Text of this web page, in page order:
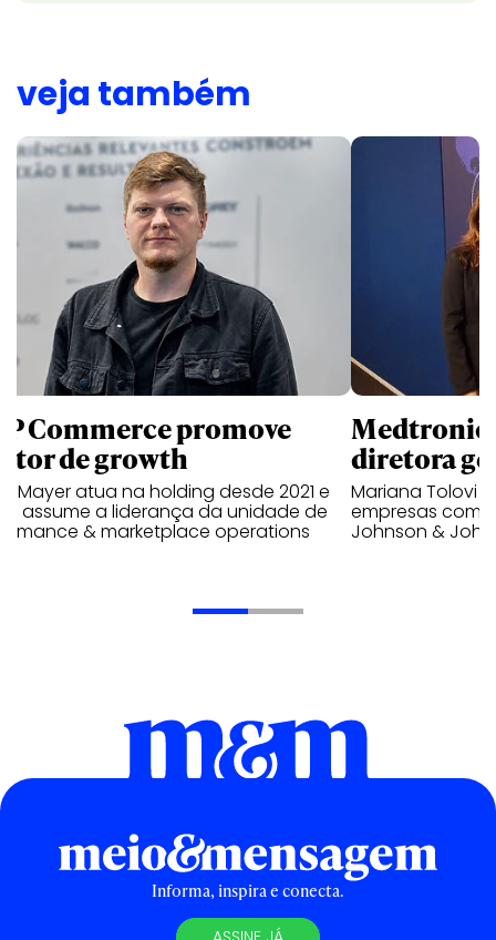
veja também
Commerce promove
de growth
Mayer atua na holding desde 2021 e
assume a liderança da unidade de
& marketplace operations
Medtronic
diretora
Mariana Tolovi
empresas
Johnson &
Informa, inspira e conecta.